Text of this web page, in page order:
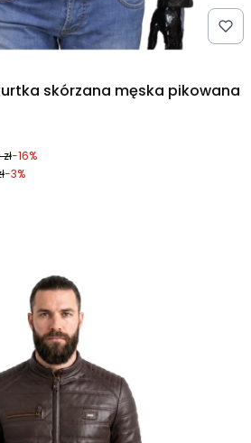
skórzana męska pikowana
-16%
-3%